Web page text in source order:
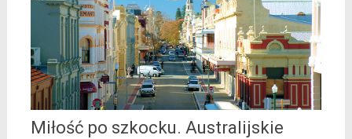
Miłość po szkocku. Australijskie